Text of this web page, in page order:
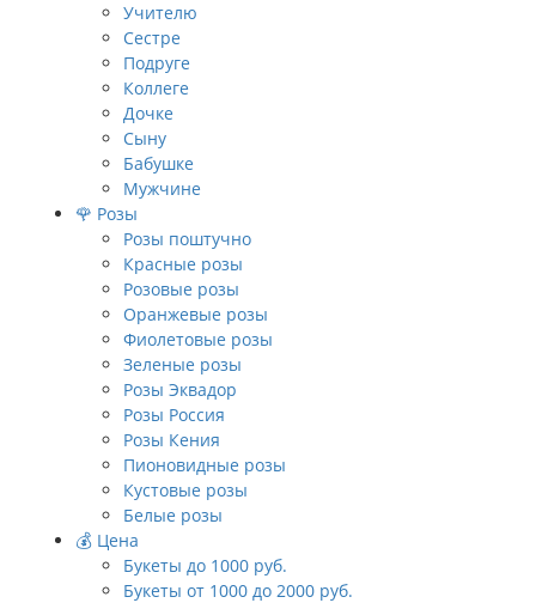
Учителю
Сестре
Подруге
Коллеге
Дочке
Сыну
Бабушке
Мужчине
🌹 Розы
Розы поштучно
Красные розы
Розовые розы
Оранжевые розы
Фиолетовые розы
Зеленые розы
Розы Эквадор
Розы Россия
Розы Кения
Пионовидные розы
Кустовые розы
Белые розы
💰 Цена
Букеты до 1000 руб.
Букеты от 1000 до 2000 руб.